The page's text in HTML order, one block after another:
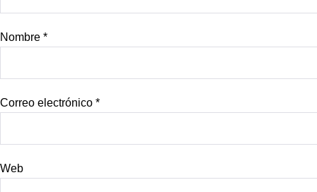
Nombre *
Correo electrónico *
Web